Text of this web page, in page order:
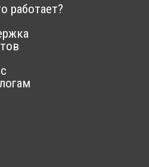
работает?